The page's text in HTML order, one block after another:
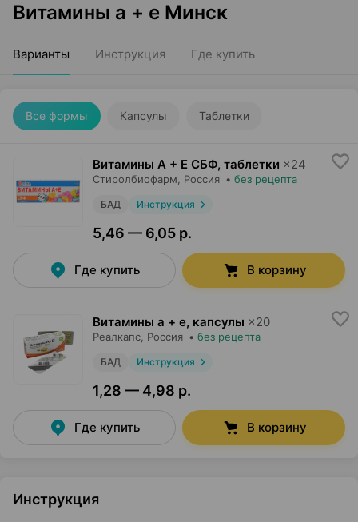
Витамины а + е Минск
Варианты Инструкция Где купить
Все формы Капсулы Таблетки
Витамины А + Е СБФ, таблетки ×24
Стиролбиофарм , Россия • без рецепта
БАД Инструкция
5,46 — 6,05 р.
Где купить В корзину
Витамины а + е, капсулы ×20
Реалкапс , Россия • без рецепта
БАД Инструкция
1,28 — 4,98 р.
Где купить В корзину
Инструкция